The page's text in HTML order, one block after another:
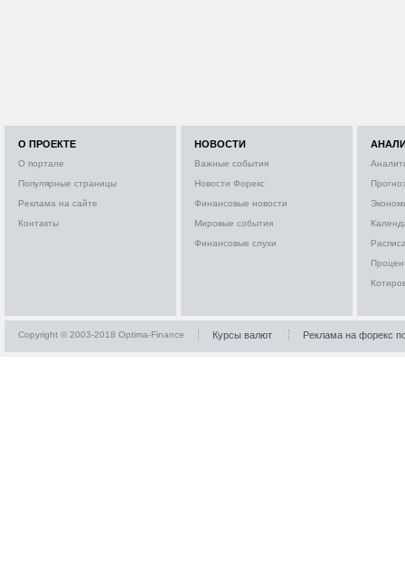
О ПРОЕКТЕ
О портале
Популярные страницы
Реклама на сайте
Контакты
НОВОСТИ
Важные события
Новости Форекс
Финансовые новости
Мировые события
Финансовые слухи
Copyright © 2003-2018 Optima-Finance Курсы валют Реклама на форекс